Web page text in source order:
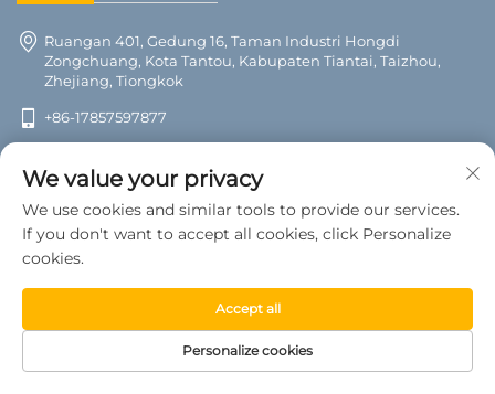
Ruangan 401, Gedung 16, Taman Industri Hongdi
Zongchuang, Kota Tantou, Kabupaten Tiantai, Taizhou,
Zhejiang, Tiongkok
+86-17857597877
We value your privacy
We use cookies and similar tools to provide our services.
If you don't want to accept all cookies, click Personalize
cookies.
Personalize cookies
Accept all